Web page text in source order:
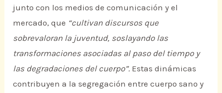
junto con los medios de comunicación y el
mercado, que “cultivan discursos que
sobrevaloran la juventud, soslayando las
transformaciones asociadas al paso del tiempo y
las degradaciones del cuerpo”. Estas dinámicas
contribuyen a la segregación entre cuerpo sano y